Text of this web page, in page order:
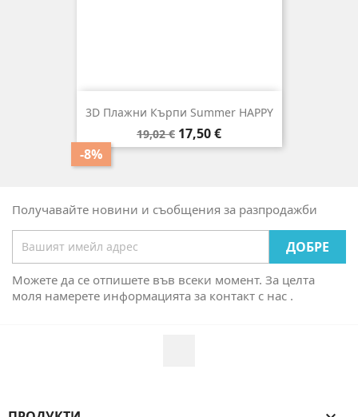
3D Плажни Кърпи Summer HAPPY
Редовна
цена
19,02 €
-8%
Цена
17,50 €
Получавайте новини и съобщения за разпродажби
Можете да се отпишете във всеки момент. За целта
моля намерете информацията за контакт с нас .